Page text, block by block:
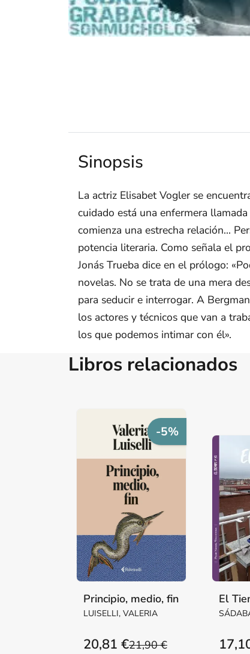
Sinopsis
La actriz Elisabet Vogler se
cuidado está una enfermera
comienza una estrecha relación...
potencia literaria. Como señala el
Jonás Trueba dice en el prólogo:
novelas. No se trata de una mera
para seducir e interrogar. A
los actores y técnicos que van a
los que podemos intimar con él».
Libros relacionados
-5%
Principio, medio, fin
LUISELLI, VALERIA
21,90 €
20,81 €
El